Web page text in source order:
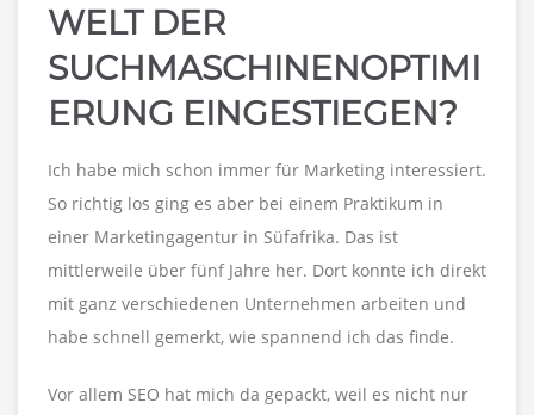
WELT DER
SUCHMASCHINENOPTIMI
ERUNG EINGESTIEGEN?
Ich habe mich schon immer für Marketing interessiert.
So richtig los ging es aber bei einem Praktikum in
einer Marketingagentur in Süfafrika. Das ist
mittlerweile über fünf Jahre her. Dort konnte ich direkt
mit ganz verschiedenen Unternehmen arbeiten und
habe schnell gemerkt, wie spannend ich das finde.
Vor allem SEO hat mich da gepackt, weil es nicht nur